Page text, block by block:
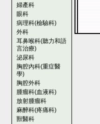
婦產科
眼科
病理科(檢驗科)
外科
耳鼻喉科(聽力和語
言治療)
泌尿科
胸腔內科(重症醫
學)
胸腔外科
腫瘤科(血液科)
放射腫瘤科
麻醉科(疼痛科)
獸醫科